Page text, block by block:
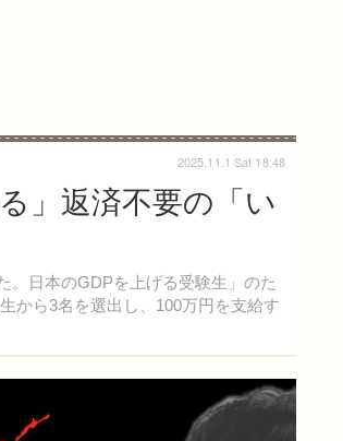
」返済不要の「い
日本のGDPを上げる受験生」のた
から3名を選出し、100万円を支給す
2025.11.1 Sat 18:48